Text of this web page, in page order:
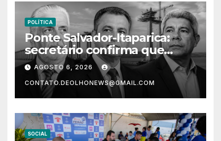
POLÍTICA
Ponte Salvador-Itaparica:
secretário confirma que
intervenções em Salvador só
começam em 2028
AGOSTO 6, 2026
CONTATO.DEOLHONEWS@GMAIL.COM
SOCIAL